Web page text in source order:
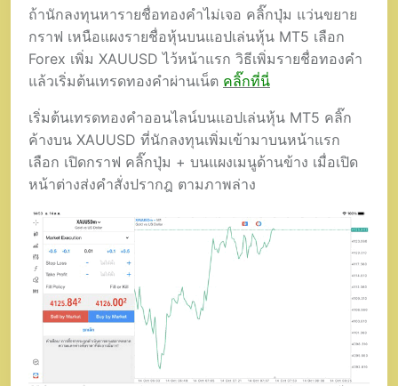
ถ้านักลงทุนหารายชื่อทองคำไม่เจอ คลิ๊กปุ่ม แว่นขยาย
กราฟ เหนือแผงรายชื่อหุ้นบนแอปเล่นหุ้น MT5 เลือก
Forex เพิ่ม XAUUSD ไว้หน้าแรก วิธีเพิ่มรายชื่อทองคำ
แล้วเริ่มต้นเทรดทองคำผ่านเน็ต คลิ๊กที่นี่
เริ่มต้นเทรดทองคำออนไลน์บนแอปเล่นหุ้น MT5 คลิ๊ก
ค้างบน XAUUSD ที่นักลงทุนเพิ่มเข้ามาบนหน้าแรก
เลือก เปิดกราฟ คลิ๊กปุ่ม + บนแผงเมนูด้านข้าง เมื่อเปิด
หน้าต่างส่งคำสั่งปรากฎ ตามภาพล่าง